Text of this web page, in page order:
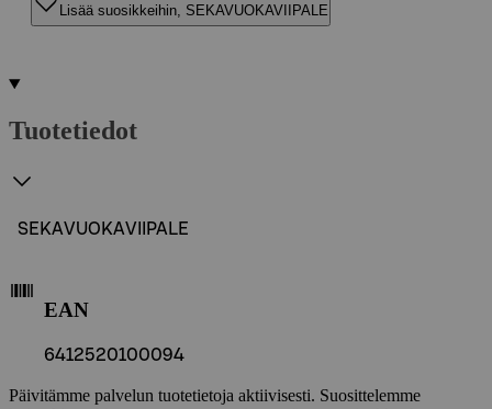
Lisää suosikkeihin, SEKAVUOKAVIIPALE
Tuotetiedot
SEKAVUOKAVIIPALE
EAN
6412520100094
Päivitämme palvelun tuotetietoja aktiivisesti. Suosittelemme